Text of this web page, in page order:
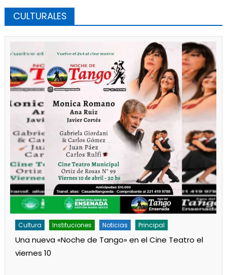
CULTURALES
Cultura Noticias Principal
Los jardines de Ensenada iniciaron la salita de 1 año